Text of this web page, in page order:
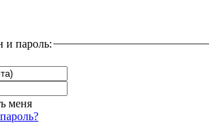
и пароль:
меня